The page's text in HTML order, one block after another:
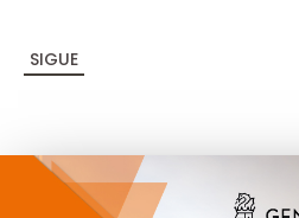
SIGUE